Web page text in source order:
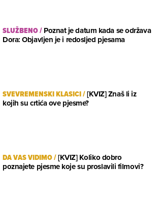
SLUŽBENO/Poznat je datum kada se održava
Dora: Objavljen je i redosljed pjesama
SVEVREMENSKI KLASICI/[KVIZ] Znaš li iz
kojih su crtića ove pjesme?
DA VAS VIDIMO/[KVIZ] Koliko dobro
poznajete pjesme koje su proslavili filmovi?